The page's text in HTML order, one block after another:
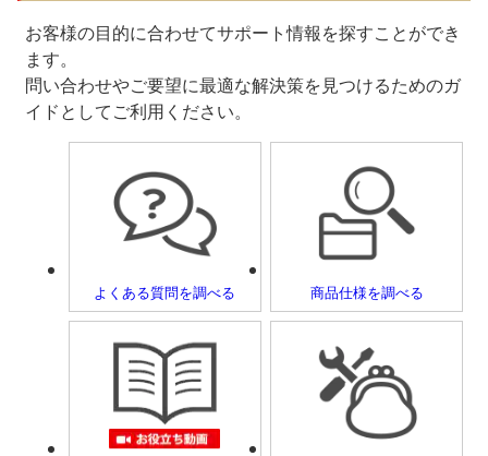
お客様の目的に合わせてサポート情報を探すことができ
ます。
問い合わせやご要望に最適な解決策を見つけるためのガ
イドとしてご利用ください。
よくある質問を調べる 商品仕様を調べる